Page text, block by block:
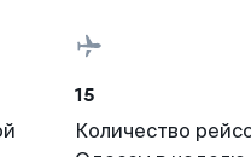
15
Количество